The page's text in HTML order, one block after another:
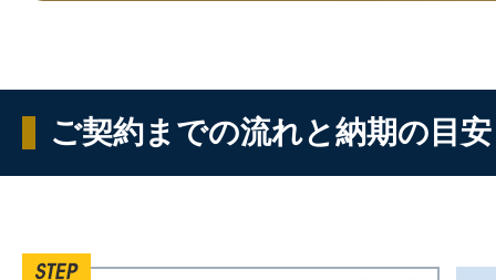
ご契約までの流れと納期の目安